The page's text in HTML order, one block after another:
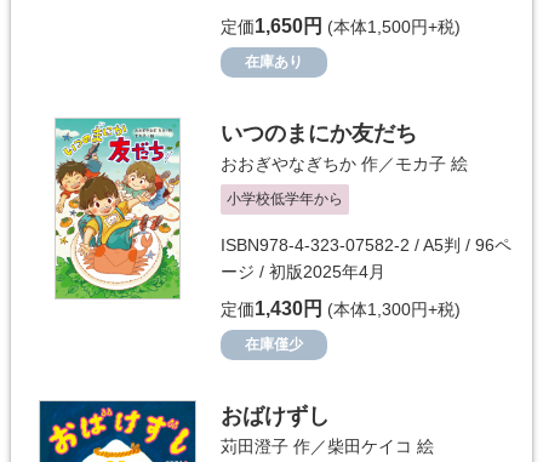
定価1,650円 (本体1,500円+税)
在庫あり
いつのまにか友だち
おおぎやなぎちか 作／モカ子 絵
小学校低学年から
ISBN978-4-323-07582-2 / A5判 / 96ペ
ージ / 初版2025年4月
定価1,430円 (本体1,300円+税)
在庫僅少
おばけずし
苅田澄子 作／柴田ケイコ 絵